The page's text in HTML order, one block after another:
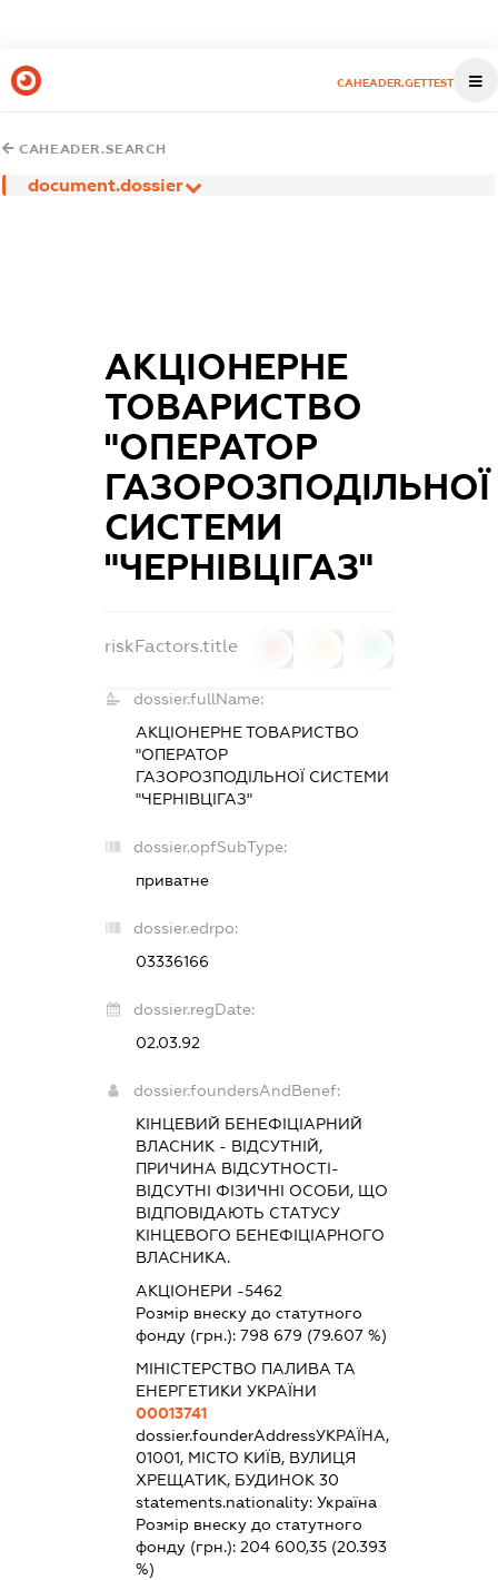
CAHEADER.GETTEST
CAHEADER.SEARCH
document.dossier
АКЦІОНЕРНЕ
ТОВАРИСТВО
"ОПЕРАТОР
ГАЗОРОЗПОДІЛЬНОЇ
СИСТЕМИ
"ЧЕРНІВЦІГАЗ"
riskFactors.title
dossier.fullName:
АКЦІОНЕРНЕ ТОВАРИСТВО
"ОПЕРАТОР
ГАЗОРОЗПОДІЛЬНОЇ СИСТЕМИ
"ЧЕРНІВЦІГАЗ"
dossier.opfSubType:
приватне
dossier.edrpo:
03336166
dossier.regDate:
02.03.92
dossier.foundersAndBenef:
КІНЦЕВИЙ БЕНЕФІЦІАРНИЙ
ВЛАСНИК - ВІДСУТНІЙ,
ПРИЧИНА ВІДСУТНОСТІ-
ВІДСУТНІ ФІЗИЧНІ ОСОБИ, ЩО
ВІДПОВІДАЮТЬ СТАТУСУ
КІНЦЕВОГО БЕНЕФІЦІАРНОГО
ВЛАСНИКА.
АКЦІОНЕРИ -5462
Розмір внеску до статутного
фонду (грн.):798 679 (79.607 %)
МІНІСТЕРСТВО ПАЛИВА ТА
ЕНЕРГЕТИКИ УКРАЇНИ
00013741
dossier.founderAddressУКРАЇНА,
01001, МІСТО КИЇВ, ВУЛИЦЯ
ХРЕЩАТИК, БУДИНОК 30
statements.nationality:Україна
Розмір внеску до статутного
фонду (грн.):204 600,35 (20.393
%)